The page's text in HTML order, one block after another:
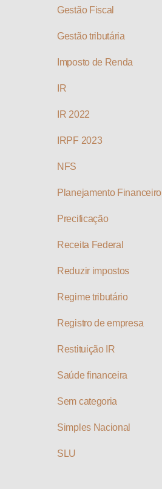
Gestão Fiscal
Gestão tributária
Imposto de Renda
IR
IR 2022
IRPF 2023
NFS
Planejamento Financeiro
Precificação
Receita Federal
Reduzir impostos
Regime tributário
Registro de empresa
Restituição IR
Saúde financeira
Sem categoria
Simples Nacional
SLU